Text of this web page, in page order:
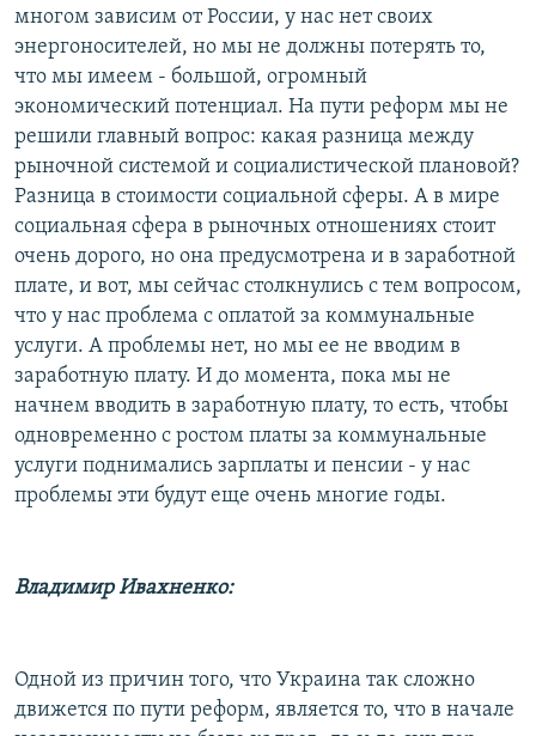
многом зависим от России, у нас нет своих
энергоносителей, но мы не должны потерять то,
что мы имеем - большой, огромный
экономический потенциал. На пути реформ мы не
решили главный вопрос: какая разница между
рыночной системой и социалистической плановой?
Разница в стоимости социальной сферы. А в мире
социальная сфера в рыночных отношениях стоит
очень дорого, но она предусмотрена и в заработной
плате, и вот, мы сейчас столкнулись с тем вопросом,
что у нас проблема с оплатой за коммунальные
услуги. А проблемы нет, но мы ее не вводим в
заработную плату. И до момента, пока мы не
начнем вводить в заработную плату, то есть, чтобы
одновременно с ростом платы за коммунальные
услуги поднимались зарплаты и пенсии - у нас
проблемы эти будут еще очень многие годы.
Владимир Ивахненко:
Одной из причин того, что Украина так сложно
движется по пути реформ, является то, что в начале